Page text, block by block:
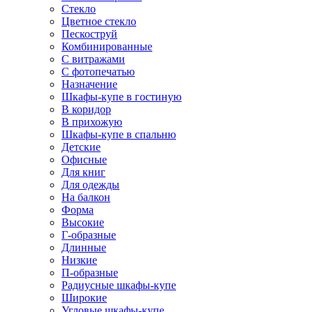
Стекло
Цветное стекло
Пескоструй
Комбинированные
С витражами
С фотопечатью
Назначение
Шкафы-купе в гостиную
В коридор
В прихожую
Шкафы-купе в спальню
Детские
Офисные
Для книг
Для одежды
На балкон
Форма
Высокие
Г-образные
Длинные
Низкие
П-образные
Радиусные шкафы-купе
Широкие